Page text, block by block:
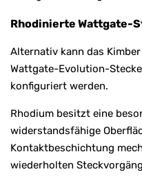
Rhodinierte Wattgate-
Alternativ kann das
Wattgate-Evolution-
konfiguriert werden.
Rhodium besitzt eine
widerstandsfähige
Kontaktbeschichtung
wiederholten